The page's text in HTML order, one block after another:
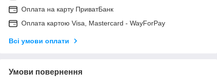
Оплата на карту ПриватБанк
Оплата картою Visa, Mastercard - WayForPay
Всі умови оплати
Умови повернення